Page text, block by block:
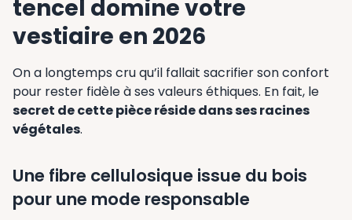
tencel domine votre
vestiaire en 2026
On a longtemps cru qu’il fallait sacrifier son confort
pour rester fidèle à ses valeurs éthiques. En fait, le
secret de cette pièce réside dans ses racines
végétales.
Une fibre cellulosique issue du bois
pour une mode responsable